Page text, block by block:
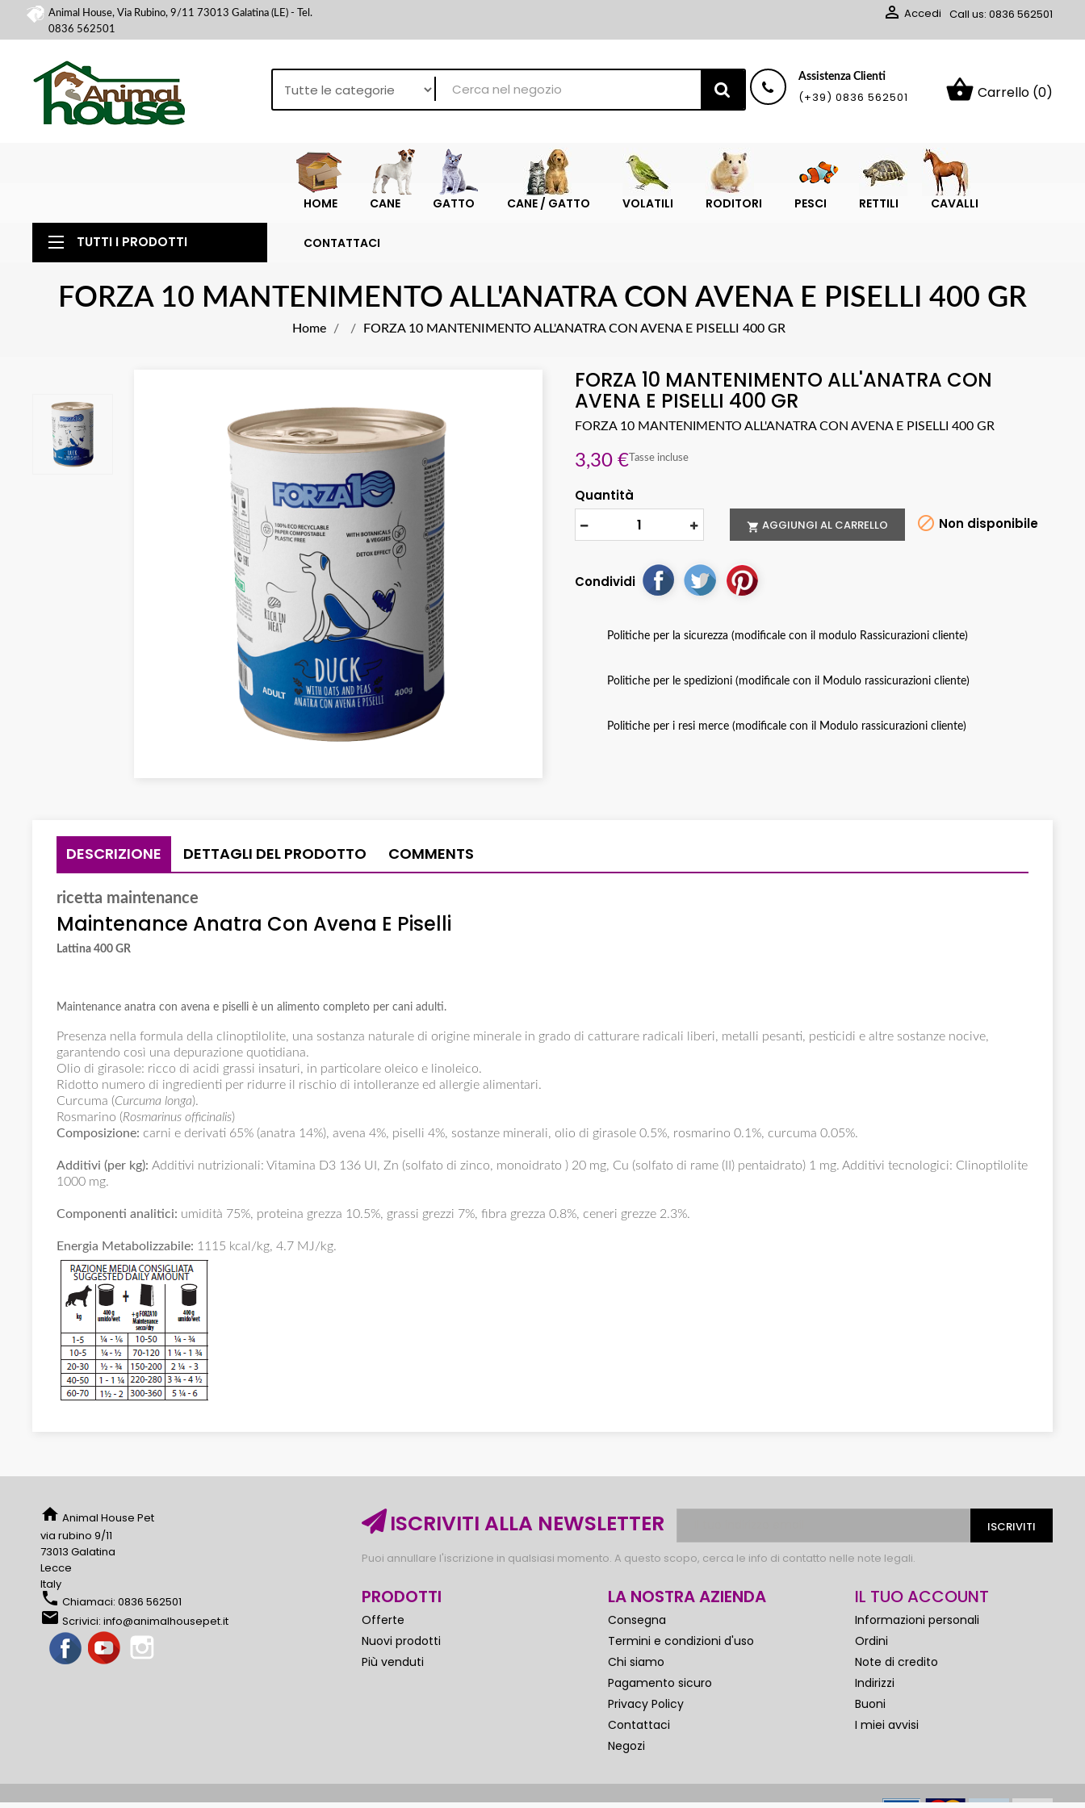
Animal House, Via Rubino, 9/11 73013 Galatina (LE) - Tel.
0836 562501
 Accedi Call us: 0836 562501
shopping_basket Carrello (0)
Assistenza Clienti
(+39) 0836 562501
HOME CANE GATTO CANE / GATTO VOLATILI RODITORI PESCI RETTILI CAVALLI
CONTATTACI
TUTTI I PRODOTTI
FORZA 10 MANTENIMENTO ALL'ANATRA CON AVENA E PISELLI 400 GR
Home FORZA 10 MANTENIMENTO ALL'ANATRA CON AVENA E PISELLI 400 GR
FORZA 10 MANTENIMENTO ALL'ANATRA CON
AVENA E PISELLI 400 GR
FORZA 10 MANTENIMENTO ALL'ANATRA CON AVENA E PISELLI 400 GR
3,30 € Tasse incluse
Quantità
 AGGIUNGI AL CARRELLO  Non disponibile
Condividi
Politiche per la sicurezza (modificale con il modulo Rassicurazioni cliente)
Politiche per le spedizioni (modificale con il Modulo rassicurazioni cliente)
Politiche per i resi merce (modificale con il Modulo rassicurazioni cliente)
DESCRIZIONE DETTAGLI DEL PRODOTTO COMMENTS
ricetta maintenance
Maintenance Anatra Con Avena E Piselli
Lattina 400 GR
Maintenance anatra con avena e piselli è un alimento completo per cani adulti.
Presenza nella formula della clinoptilolite, una sostanza naturale di origine minerale in grado di catturare radicali liberi, metalli pesanti, pesticidi e altre sostanze nocive,
garantendo così una depurazione quotidiana.
Olio di girasole: ricco di acidi grassi insaturi, in particolare oleico e linoleico.
Ridotto numero di ingredienti per ridurre il rischio di intolleranze ed allergie alimentari.
Curcuma (Curcuma longa).
Rosmarino (Rosmarinus officinalis)
Composizione: carni e derivati 65% (anatra 14%), avena 4%, piselli 4%, sostanze minerali, olio di girasole 0.5%, rosmarino 0.1%, curcuma 0.05%.
Additivi (per kg): Additivi nutrizionali: Vitamina D3 136 UI, Zn (solfato di zinco, monoidrato ) 20 mg, Cu (solfato di rame (II) pentaidrato) 1 mg. Additivi tecnologici: Clinoptilolite
1000 mg.
Componenti analitici: umidità 75%, proteina grezza 10.5%, grassi grezzi 7%, fibra grezza 0.8%, ceneri grezze 2.3%.
Energia Metabolizzabile: 1115 kcal/kg, 4.7 MJ/kg.
home Animal House Pet
via rubino 9/11
73013 Galatina
Lecce
Italy
phone Chiamaci: 0836 562501
email Scrivici: info@animalhousepet.it
FacebookYouTube
ISCRIVITI ALLA NEWSLETTER
Puoi annullare l'iscrizione in qualsiasi momento. A questo scopo, cerca le info di contatto nelle note legali.
PRODOTTI
Offerte
Nuovi prodotti
Più venduti
LA NOSTRA AZIENDA
Consegna
Termini e condizioni d'uso
Chi siamo
Pagamento sicuro
Privacy Policy
Contattaci
Negozi
IL TUO ACCOUNT
Informazioni personali
Ordini
Note di credito
Indirizzi
Buoni
I miei avvisi